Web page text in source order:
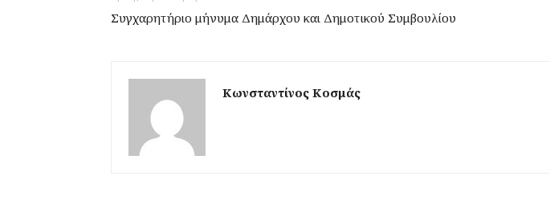
Συγχαρητήριο μήνυμα Δημάρχου και Δημοτικού Συμβουλίου
Κωνσταντίνος Κοσμάς